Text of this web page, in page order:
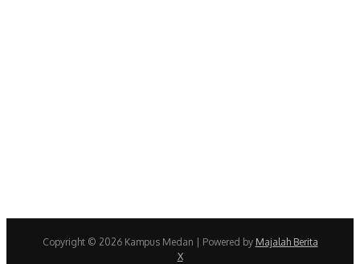
Copyright © 2026 Kampus Medan | Powered by Majalah Berita
X